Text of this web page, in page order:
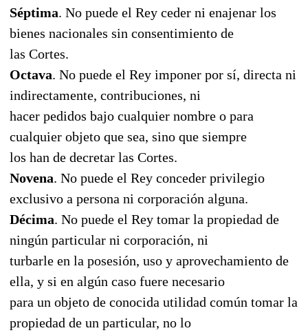
Séptima. No puede el Rey ceder ni enajenar los
bienes nacionales sin consentimiento de
las Cortes.
Octava. No puede el Rey imponer por sí, directa ni
indirectamente, contribuciones, ni
hacer pedidos bajo cualquier nombre o para
cualquier objeto que sea, sino que siempre
los han de decretar las Cortes.
Novena. No puede el Rey conceder privilegio
exclusivo a persona ni corporación alguna.
Décima. No puede el Rey tomar la propiedad de
ningún particular ni corporación, ni
turbarle en la posesión, uso y aprovechamiento de
ella, y si en algún caso fuere necesario
para un objeto de conocida utilidad común tomar la
propiedad de un particular, no lo